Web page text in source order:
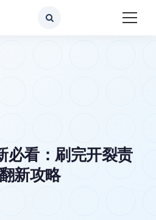
必看：刷完开裂责
新攻略